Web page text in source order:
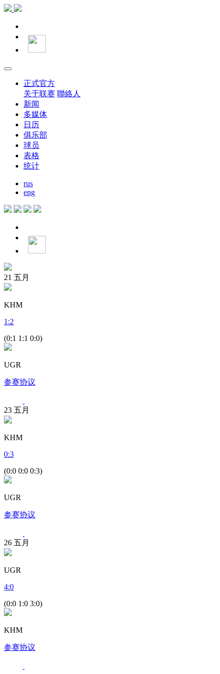
正式官方
关于联赛 聯絡人
新闻
多媒体
日历
俱乐部
球员
表格
统计
rus
eng
21 五月
KHM
1 :2
(0:1 1:1 0:0)
UGR
参赛协议
23 五月
KHM
0:3
(0:0 0:0 0:3)
UGR
参赛协议
26 五月
UGR
4:0
(0:0 1:0 3:0)
KHM
参赛协议